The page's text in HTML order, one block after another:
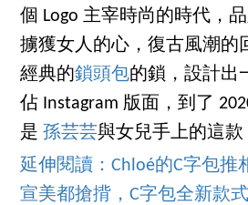
個 Logo 主宰時尚的時代，
擄獲女人的心，復古風潮的
經典的鎖頭包的鎖，設計出
佔 Instagram 版面，到了
是孫芸芸與女兒手上的這款
延伸閱讀：Chloé的C字包推
宣美都搶揹，C字包全新款